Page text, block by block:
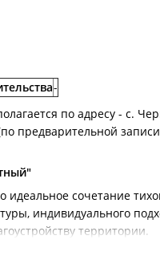
-
по адресу - с.
предварительной
сочетание
индивидуального
территории.